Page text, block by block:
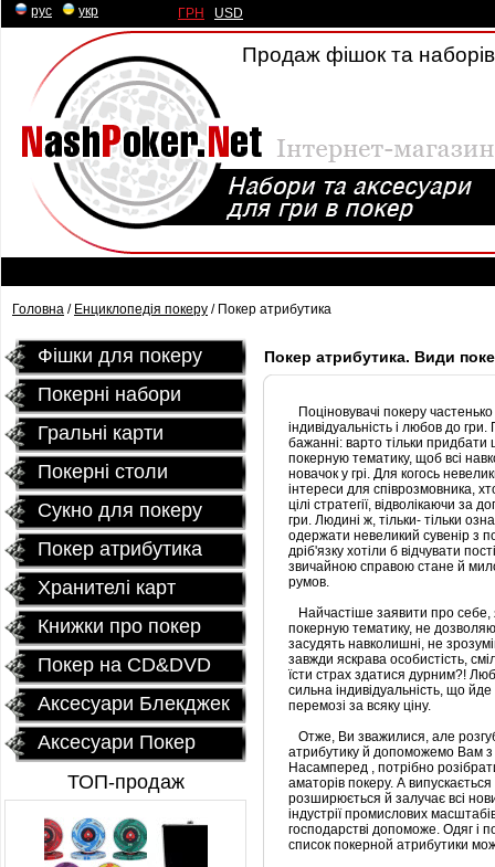
рус укр ГРН USD
Продаж фішок та
Головна / Енциклопедія покеру / Покер атрибутика
Фішки для покеру
Покерні набори
Гральні карти
Покернi столи
Сукно для покеру
Покер атрибутика
Хранителі карт
Книжки про покер
Покер на CD&DVD
Аксесуари Блекджек
Аксесуари Покер
ТОП-продаж
Покер атрибутика. Види
Поціновувачі покеру
індивідуальність і любов до
бажанні: варто тільки
покерную тематику, щоб всі
новачок у грі. Для когось
інтереси для співрозмовника,
цілі стратегії, відволікаючи
гри. Людині ж, тільки- тільки
одержати невеликий сувенір з
дріб'язку хотіли б відчувати
звичайною справою стане й
румов.
Найчастіше заявити про себе,
покерную тематику, не
засудять навколишні, не
завжди яскрава особистість,
їсти страх здатися дурним?!
сильна індивідуальність, що
перемозі за всяку ціну.
Отже, Ви зважилися, але
атрибутику й допоможемо Вам з
Насамперед , потрібно
аматорів покеру. А
розширюється й залучає всі
індустрії промислових
господарстві допоможе. Одяг і
список покерной атрибутики